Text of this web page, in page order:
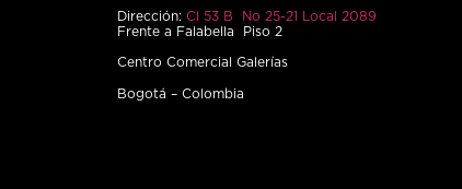
Dirección: Cl 53 B No 25-21 Local 2089
Frente a Falabella Piso 2
Centro Comercial Galerías
Bogotá – Colombia